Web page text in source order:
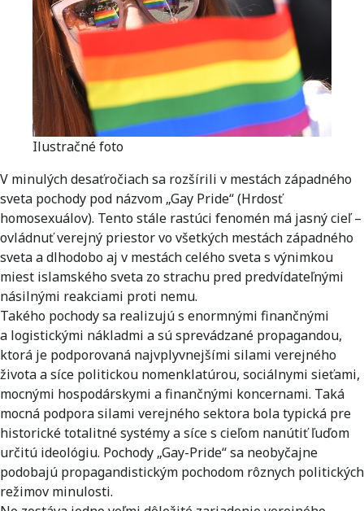
Ilustračné foto
V minulých desaťročiach sa rozšírili v mestách západného
sveta pochody pod názvom „Gay Pride“ (Hrdosť
homosexuálov). Tento stále rastúci fenomén má jasný cieľ –
ovládnuť verejný priestor vo všetkých mestách západného
sveta a dlhodobo aj v mestách celého sveta s výnimkou
miest islamského sveta zo strachu pred predvídateľnými
násilnými reakciami proti nemu.
Takého pochody sa realizujú s enormnými finančnými
a logistickými nákladmi a sú sprevádzané propagandou,
ktorá je podporovaná najvplyvnejšími silami verejného
života a síce politickou nomenklatúrou, sociálnymi sieťami,
mocnými hospodárskymi a finančnými koncernami. Taká
mocná podpora silami verejného sektora bola typická pre
historické totalitné systémy a síce s cieľom nanútiť ľuďom
určitú ideológiu. Pochody „Gay-Pride“ sa neobyčajne
podobajú propagandistickým pochodom rôznych politických
režimov minulosti.